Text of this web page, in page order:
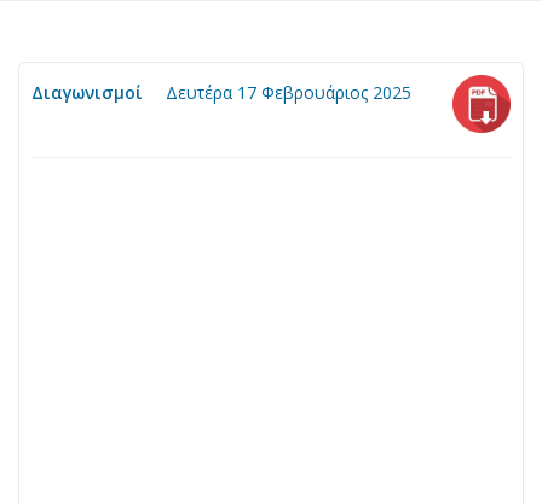
Διαγωνισμοί Δευτέρα 17 Φεβρουάριος 2025